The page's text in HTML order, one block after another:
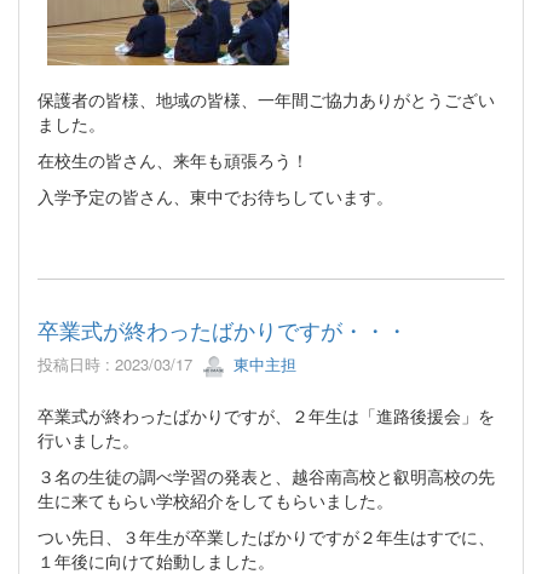
保護者の皆様、地域の皆様、一年間ご協力ありがとうござい
ました。
在校生の皆さん、来年も頑張ろう！
入学予定の皆さん、東中でお待ちしています。
卒業式が終わったばかりですが・・・
投稿日時 : 2023/03/17 東中主担
卒業式が終わったばかりですが、２年生は「進路後援会」を
行いました。
３名の生徒の調べ学習の発表と、越谷南高校と叡明高校の先
生に来てもらい学校紹介をしてもらいました。
つい先日、３年生が卒業したばかりですが２年生はすでに、
１年後に向けて始動しました。